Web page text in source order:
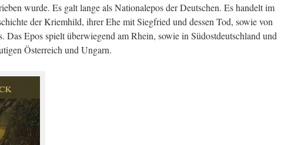
wurde. Es galt lange als Nationalepos der Deutschen. Es handelt im
der Kriemhild, ihrer Ehe mit Siegfried und dessen Tod, sowie von
Das Epos spielt überwiegend am Rhein, sowie in Südostdeutschland und
Österreich und Ungarn.